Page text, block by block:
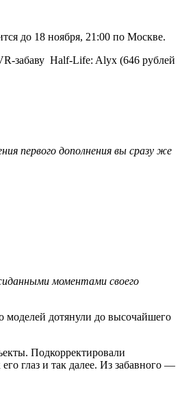
до 18 ноября, 21:00 по Москве.
забаву Half-Life: Alyx (646 рублей
первого дополнения вы сразу же
моментами своего
моделей дотянули до высочайшего
Подкорректировали
глаз и так далее. Из забавного —